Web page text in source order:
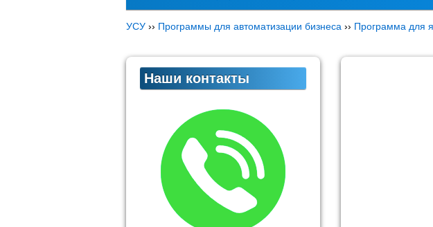
УСУ ›› Программы для автоматизации бизнеса ›› Программа для
Наши контакты